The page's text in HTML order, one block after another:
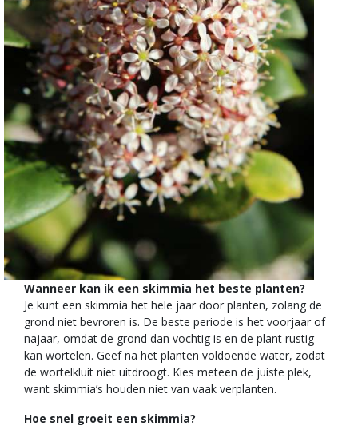
Wanneer kan ik een skimmia het beste planten?
Je kunt een skimmia het hele jaar door planten, zolang de
grond niet bevroren is. De beste periode is het voorjaar of
najaar, omdat de grond dan vochtig is en de plant rustig
kan wortelen. Geef na het planten voldoende water, zodat
de wortelkluit niet uitdroogt. Kies meteen de juiste plek,
want skimmia’s houden niet van vaak verplanten.
Hoe snel groeit een skimmia?